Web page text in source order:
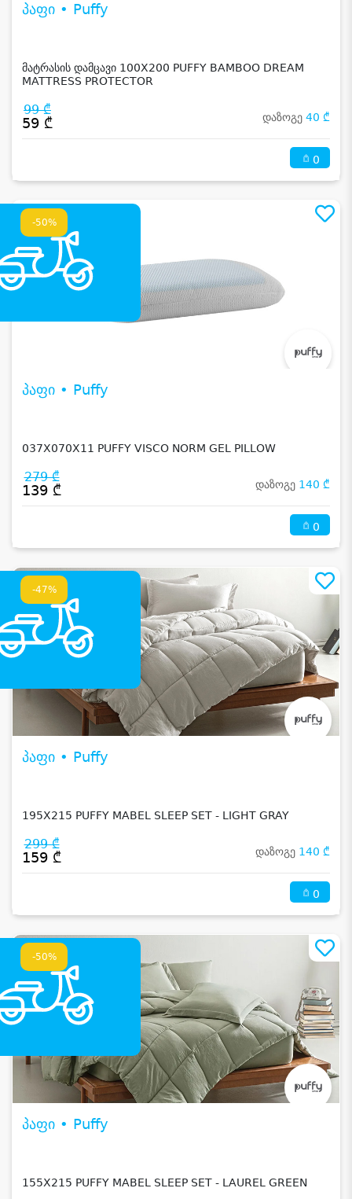
პაფი • Puffy
მატრასის დამცავი 100X200 PUFFY BAMBOO DREAM
MATTRESS PROTECTOR
99 ₾
59 ₾ დაზოგე 40 ₾
0
-50%
პაფი • Puffy
037X070X11 PUFFY VISCO NORM GEL PILLOW
279 ₾
139 ₾ დაზოგე 140 ₾
0
-47%
პაფი • Puffy
195X215 PUFFY MABEL SLEEP SET - LIGHT GRAY
299 ₾
159 ₾ დაზოგე 140 ₾
0
-50%
პაფი • Puffy
155X215 PUFFY MABEL SLEEP SET - LAUREL GREEN